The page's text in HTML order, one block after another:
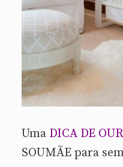
Uma DICA DE
SOUMÃE para